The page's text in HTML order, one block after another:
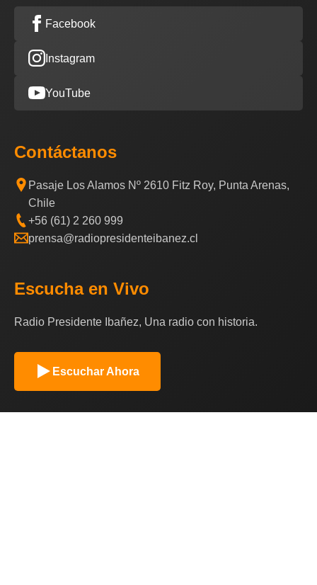
Facebook
Instagram
YouTube
Contáctanos
Pasaje Los Alamos Nº 2610 Fitz Roy, Punta Arenas,
Chile
+56 (61) 2 260 999
prensa@radiopresidenteibanez.cl
Escucha en Vivo
Radio Presidente Ibañez, Una radio con historia.
Escuchar Ahora